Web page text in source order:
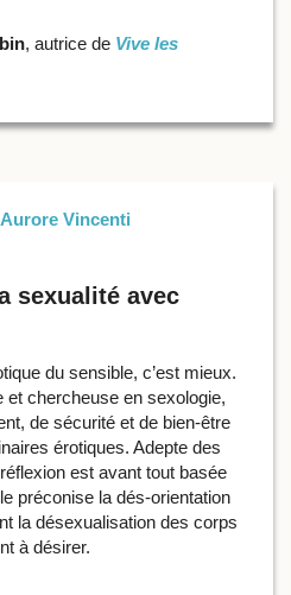
, autrice de Vive les
Vincenti
sexualité avec
du sensible, c’est mieux.
et chercheuse en sexologie,
de sécurité et de bien-être
érotiques. Adepte des
est avant tout basée
préconise la dés-orientation
la désexualisation des corps
à désirer.